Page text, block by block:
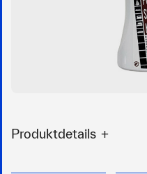
Produktdetails